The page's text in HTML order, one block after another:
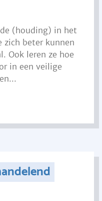
(houding) in het
zich beter kunnen
Ook leren ze hoe
in een veilige